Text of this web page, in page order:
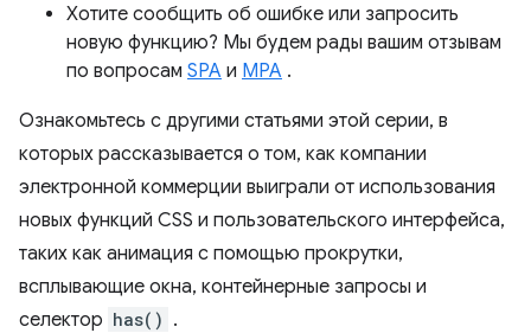
Хотите сообщить об ошибке или запросить
новую функцию? Мы будем рады вашим отзывам
по вопросам SPA и MPA .
Ознакомьтесь с другими статьями этой серии, в
которых рассказывается о том, как компании
электронной коммерции выиграли от использования
новых функций CSS и пользовательского интерфейса,
таких как анимация с помощью прокрутки,
всплывающие окна, контейнерные запросы и
селектор has() .